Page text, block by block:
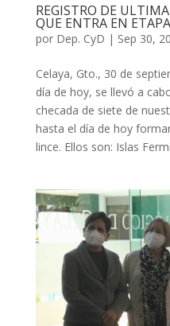
REGISTRO DE
QUE ENTRA EN
por Dep. CyD | Sep 30,
Celaya, Gto., 30 de
día de hoy, se llevó a
checada de siete de
hasta el día de hoy
lince. Ellos son: Islas